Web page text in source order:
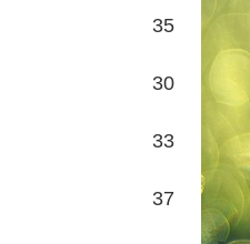
35
30
33
37